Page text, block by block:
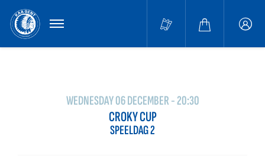
MENU
WEDNESDAY 06 DECEMBER - 20:30
CROKY CUP
SPEELDAG 2